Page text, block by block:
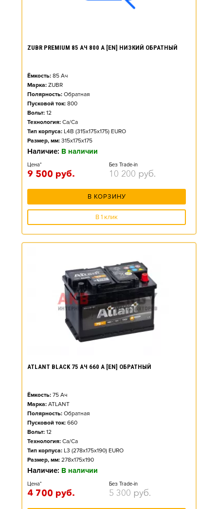
ZUBR PREMIUM 85 АЧ 800 А [EN] НИЗКИЙ ОБРАТНЫЙ
Ёмкость: 85 Ач
Марка: ZUBR
Полярность: Обратная
Пусковой ток: 800
Вольт: 12
Технология: Ca/Ca
Тип корпуса: L4B (315x175x175) EURO
Размер, мм: 315x175x175
Наличие: В наличии
Цена*
9 500 руб.
Без Trade-in
10 200 руб.
В КОРЗИНУ
В 1 клик
ATLANT BLACK 75 АЧ 660 А [EN] ОБРАТНЫЙ
Ёмкость: 75 Ач
Марка: ATLANT
Полярность: Обратная
Пусковой ток: 660
Вольт: 12
Технология: Ca/Ca
Тип корпуса: L3 (278x175x190) EURO
Размер, мм: 278x175x190
Наличие: В наличии
Цена*
4 700 руб.
Без Trade-in
5 300 руб.